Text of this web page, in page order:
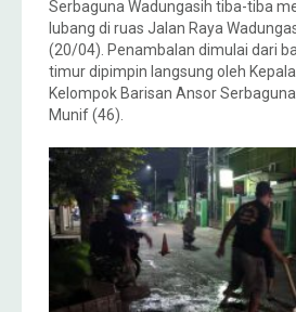
Serbaguna Wadungasih tiba-tiba
lubang di ruas Jalan Raya
(20/04). Penambalan dimulai dari
timur dipimpin langsung oleh
Kelompok Barisan Ansor Serbaguna
Munif (46).